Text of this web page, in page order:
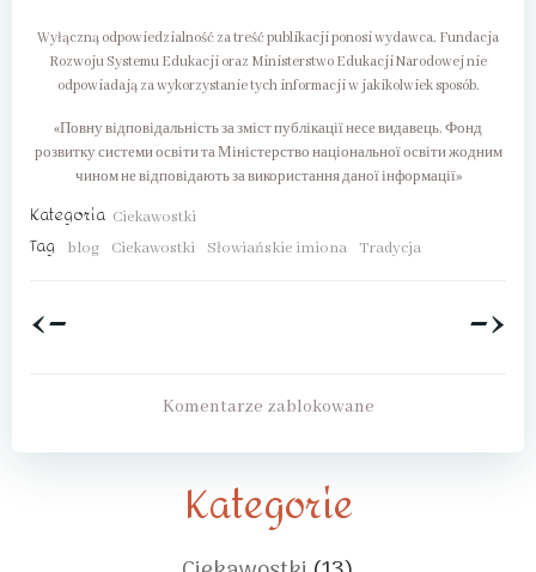
Wyłączną odpowiedzialność za treść publikacji ponosi wydawca. Fundacja
Rozwoju Systemu Edukacji oraz Ministerstwo Edukacji Narodowej nie
odpowiadają za wykorzystanie tych informacji w jakikolwiek sposób.
«Повну відповідальність за зміст публікації несе видавець. Фонд
розвитку системи освіти та Міністерство національної освіти жодним
чином не відповідають за використання даної інформації»
Kategoria Ciekawostki
Tag blog Ciekawostki Słowiańskie imiona Tradycja
Post
<- ->
Komentarze zablokowane
Kategorie